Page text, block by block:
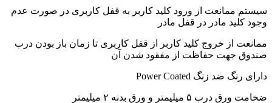
سیستم ممانعت از ورود کلید کاربر به قفل کاربری در صورت عدم
وجود کلید مادر در قفل مادر
ممانعت از خروج کلید کاربر از قفل کاربری تا زمان باز بودن درب
صندوق جهت حفاظت از مفقود شدن آن
دارای رنگ ضد زنگ Power Coated
ضخامت ورق درب ۵ میلیمتر و ورق بدنه ۲ میلیمتر